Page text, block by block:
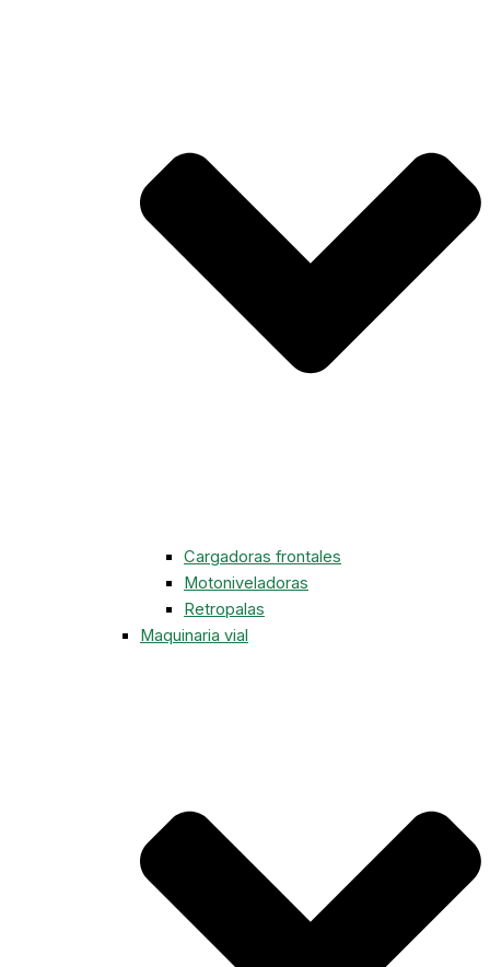
Cargadoras frontales
Motoniveladoras
Retropalas
Maquinaria vial